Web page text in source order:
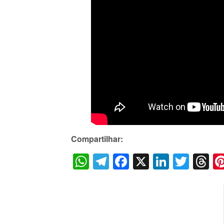
Compartilhar:
WhatsApp
Telegram
Facebook
X